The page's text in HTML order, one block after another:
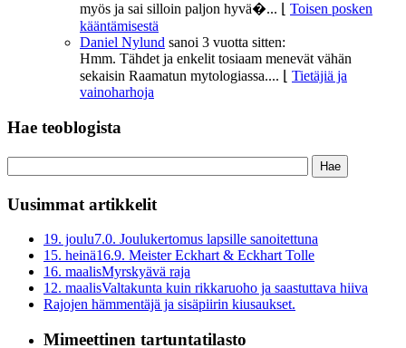
myös ja sai silloin paljon hyvä�...
Toisen posken
kääntämisestä
Daniel Nylund sanoi 3 vuotta sitten:
Hmm. Tähdet ja enkelit tosiaam menevät vähän
sekaisin Raamatun mytologiassa....
Tietäjiä ja
vainoharhoja
Hae teoblogista
Uusimmat artikkelit
19. joulu7.0. Joulukertomus lapsille sanoitettuna
15. heinä16.9. Meister Eckhart & Eckhart Tolle
16. maalisMyrskyävä raja
12. maalisValtakunta kuin rikkaruoho ja saastuttava hiiva
Rajojen hämmentäjä ja sisäpiirin kiusaukset.
Mimeettinen tartuntatilasto